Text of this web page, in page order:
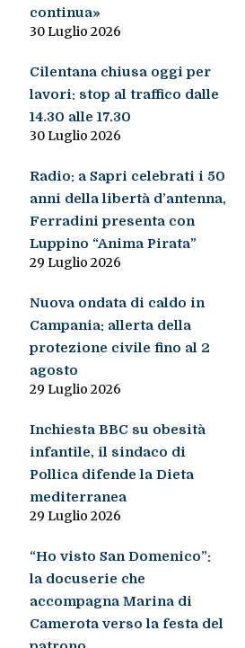
continua»
30 Luglio 2026
Cilentana chiusa oggi per
lavori: stop al traffico dalle
14.30 alle 17.30
30 Luglio 2026
Radio: a Sapri celebrati i 50
anni della libertà d’antenna,
Ferradini presenta con
Luppino “Anima Pirata”
29 Luglio 2026
Nuova ondata di caldo in
Campania: allerta della
protezione civile fino al 2
agosto
29 Luglio 2026
Inchiesta BBC su obesità
infantile, il sindaco di
Pollica difende la Dieta
mediterranea
29 Luglio 2026
“Ho visto San Domenico”:
la docuserie che
accompagna Marina di
Camerota verso la festa del